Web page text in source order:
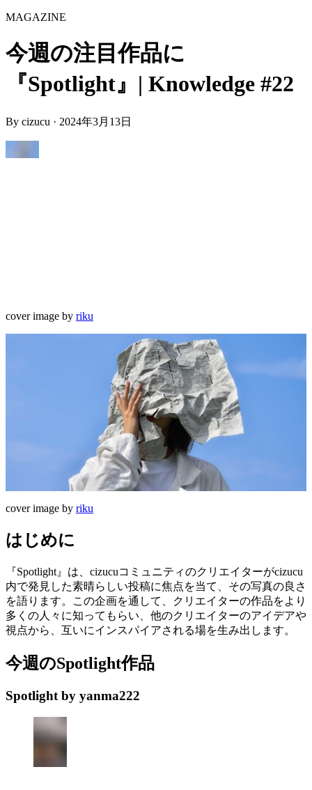
MAGAZINE
今週の注目作品に
『Spotlight』| Knowledge #22
By cizucu · 2024年3月13日
cover image by riku
cover image by riku
はじめに
『Spotlight』は、cizucuコミュニティのクリエイターがcizucu
内で発見した素晴らしい投稿に焦点を当て、その写真の良さ
を語ります。この企画を通して、クリエイターの作品をより
多くの人々に知ってもらい、他のクリエイターのアイデアや
視点から、互いにインスパイアされる場を生み出します。
今週のSpotlight作品
Spotlight by yanma222